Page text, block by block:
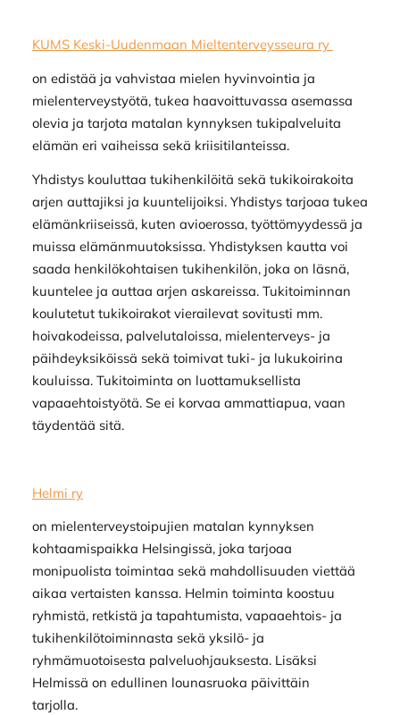
KUMS Keski-Uudenmaan Mieltenterveysseura ry
on edistää ja vahvistaa mielen hyvinvointia ja
mielenterveystyötä, tukea haavoittuvassa asemassa
olevia ja tarjota matalan kynnyksen tukipalveluita
elämän eri vaiheissa sekä kriisitilanteissa.
Yhdistys kouluttaa tukihenkilöitä sekä tukikoirakoita
arjen auttajiksi ja kuuntelijoiksi. Yhdistys tarjoaa tukea
elämänkriiseissä, kuten avioerossa, työttömyydessä ja
muissa elämänmuutoksissa. Yhdistyksen kautta voi
saada henkilökohtaisen tukihenkilön, joka on läsnä,
kuuntelee ja auttaa arjen askareissa. Tukitoiminnan
koulutetut tukikoirakot vierailevat sovitusti mm.
hoivakodeissa, palvelutaloissa, mielenterveys- ja
päihdeyksiköissä sekä toimivat tuki- ja lukukoirina
kouluissa. Tukitoiminta on luottamuksellista
vapaaehtoistyötä. Se ei korvaa ammattiapua, vaan
täydentää sitä.
Helmi ry
on mielenterveystoipujien matalan kynnyksen
kohtaamispaikka Helsingissä, joka tarjoaa
monipuolista toimintaa sekä mahdollisuuden viettää
aikaa vertaisten kanssa. Helmin toiminta koostuu
ryhmistä, retkistä ja tapahtumista, vapaaehtois- ja
tukihenkilötoiminnasta sekä yksilö- ja
ryhmämuotoisesta palveluohjauksesta. Lisäksi
Helmissä on edullinen lounasruoka päivittäin
tarjolla.